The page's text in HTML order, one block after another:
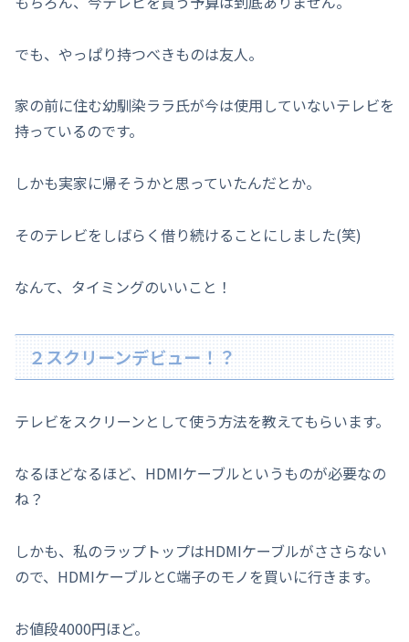
でも、やっぱり持つべきものは友人。
家の前に住む幼馴染ララ氏が今は使用していないテレビを
持っているのです。
しかも実家に帰そうかと思っていたんだとか。
そのテレビをしばらく借り続けることにしました(笑)
なんて、タイミングのいいこと！
２スクリーンデビュー！？
テレビをスクリーンとして使う方法を教えてもらいます。
なるほどなるほど、HDMIケーブルというものが必要なの
ね？
しかも、私のラップトップはHDMIケーブルがささらない
ので、HDMIケーブルとC端子のモノを買いに行きます。
お値段4000円ほど。